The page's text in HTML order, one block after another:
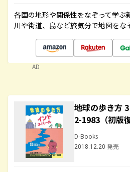
各国の地形や関係性をなぞって学ぶ
川や街道、島など旅気分で地図をな
AD
地球の歩き方
2-1983（初版
D-Books
2018.12.20 発売